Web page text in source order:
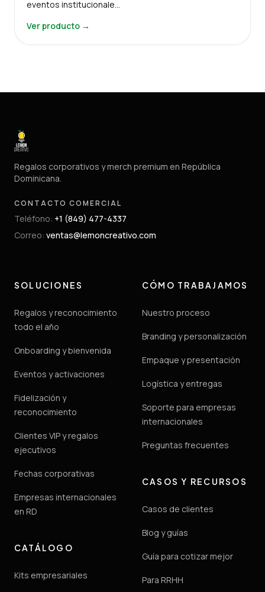
eventos institucionale…
Ver producto →
Regalos corporativos y merch premium en República
Dominicana.
CONTACTO COMERCIAL
Teléfono: +1 (849) 477-4337
Correo: ventas@lemoncreativo.com
SOLUCIONES
Regalos y reconocimiento
todo el año
Onboarding y bienvenida
Eventos y activaciones
Fidelización y
reconocimiento
Clientes VIP y regalos
ejecutivos
Fechas corporativas
Empresas internacionales
en RD
CATÁLOGO
Kits empresariales
CÓMO TRABAJAMOS
Nuestro proceso
Branding y personalización
Empaque y presentación
Logística y entregas
Soporte para empresas
internacionales
Preguntas frecuentes
CASOS Y RECURSOS
Casos de clientes
Blog y guías
Guía para cotizar mejor
Para RRHH